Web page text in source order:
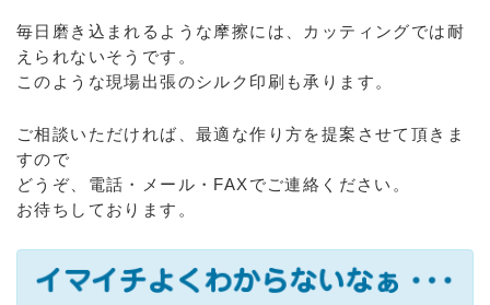
毎日磨き込まれるような摩擦には、カッティングでは耐
えられないそうです。
このような現場出張のシルク印刷も承ります。
ご相談いただければ、最適な作り方を提案させて頂きま
すので
どうぞ、電話・メール・FAXでご連絡ください。
お待ちしております。